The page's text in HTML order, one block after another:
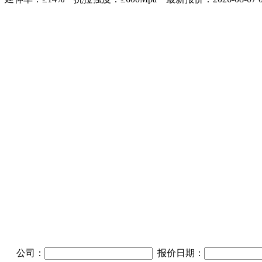
公司： 报价日期：